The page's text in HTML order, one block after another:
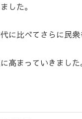
した。
に比べてさらに民衆
高まっていきました